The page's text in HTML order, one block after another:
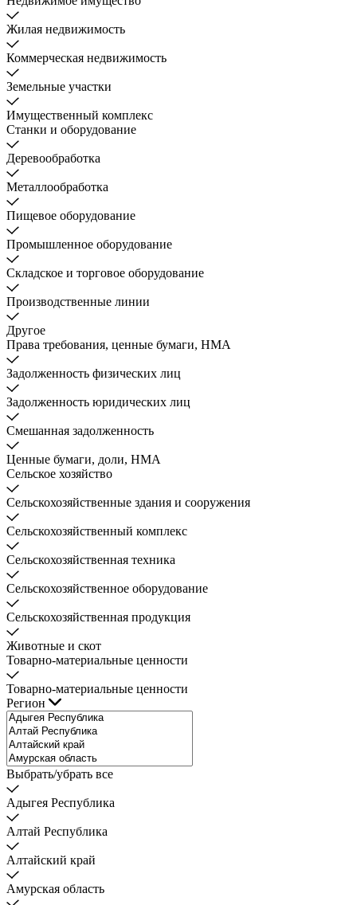
Жилая недвижимость
Коммерческая недвижимость
Земельные участки
Имущественный комплекс
Станки и оборудование
Деревообработка
Металлообработка
Пищевое оборудование
Промышленное оборудование
Складское и торговое оборудование
Производственные линии
Другое
Права требования, ценные бумаги, НМА
Задолженность физических лиц
Задолженность юридических лиц
Смешанная задолженность
Ценные бумаги, доли, НМА
Сельское хозяйство
Сельскохозяйственные здания и сооружения
Сельскохозяйственный комплекс
Сельскохозяйственная техника
Сельскохозяйственное оборудование
Сельскохозяйственная продукция
Животные и скот
Товарно-материальные ценности
Товарно-материальные ценности
Регион
Выбрать/убрать все
Адыгея Республика
Алтай Республика
Алтайский край
Амурская область